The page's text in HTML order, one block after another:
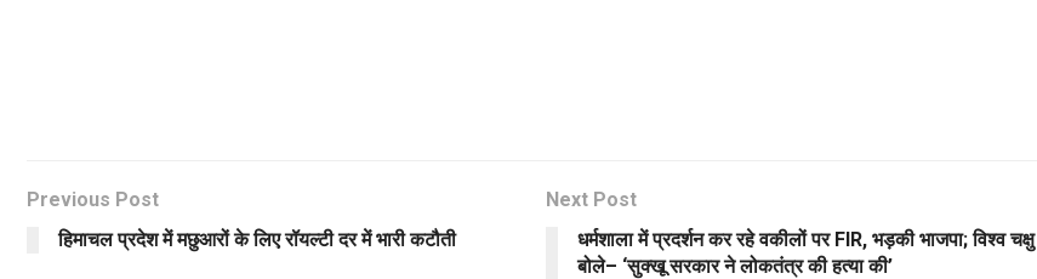
Previous Post
हिमाचल प्रदेश में मछुआरों के लिए रॉयल्टी दर में भारी कटौती
Next Post
धर्मशाला में प्रदर्शन कर रहे वकीलों पर FIR, भड़की भाजपा; विश्व चक्षु
बोले– ‘सुक्खू सरकार ने लोकतंत्र की हत्या की’